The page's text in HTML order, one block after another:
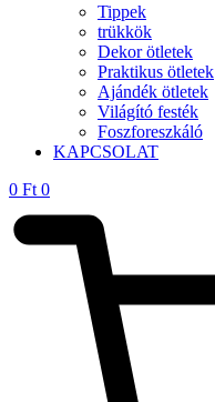
Tippek
trükkök
Dekor ötletek
Praktikus ötletek
Ajándék ötletek
Világító festék
Foszforeszkáló
KAPCSOLAT
0 Ft 0